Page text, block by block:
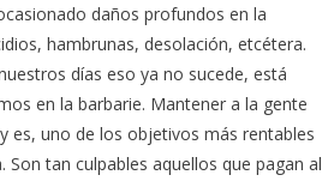
daños profundos en la
hambrunas, desolación, etcétera.
días eso ya no sucede, está
en la barbarie. Mantener a la gente
es, uno de los objetivos más rentables
Son tan culpables aquellos que pagan al